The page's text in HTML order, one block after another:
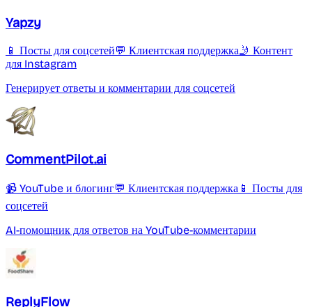
Yapzy
📱 Посты для соцсетей💬 Клиентская поддержка🤳 Контент
для Instagram
Генерирует ответы и комментарии для соцсетей
CommentPilot.ai
📹 YouTube и блогинг💬 Клиентская поддержка 📱 Посты для
соцсетей
AI-помощник для ответов на YouTube-комментарии
ReplyFlow